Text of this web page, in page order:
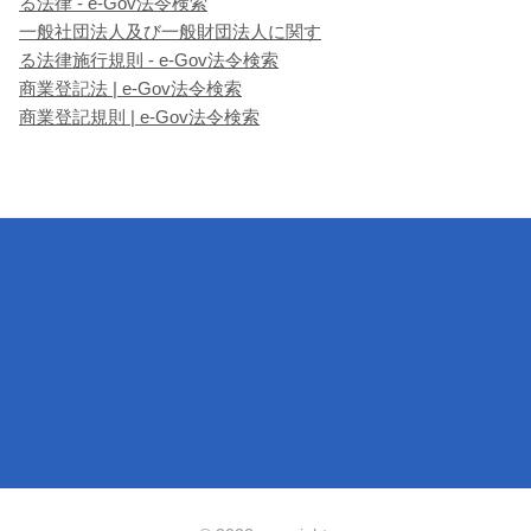
一般社団法人及び一般財団法人に関す
る法律施行規則 - e-Gov法令検索
商業登記法 | e-Gov法令検索
商業登記規則 | e-Gov法令検索